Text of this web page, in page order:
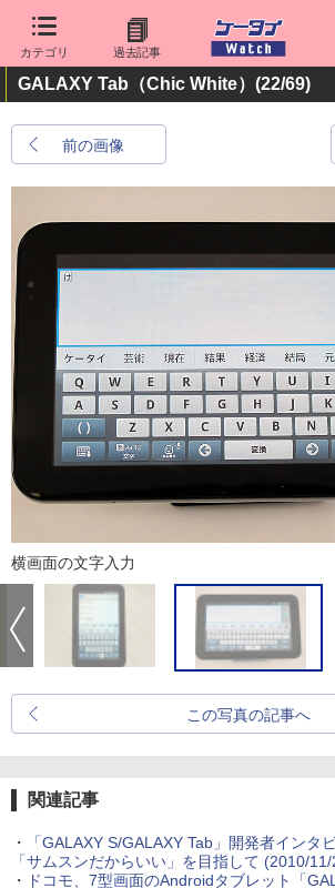
カテゴリ 過去記事
GALAXY Tab（Chic White） (22/69)
前の画像
横画面の文字入力
この写真の記事へ
関連記事
・
「GALAXY S/GALAXY Tab」開発者インタ
「サムスンだからいい」を目指して (2010/11/
・
ドコモ、7型画面のAndroidタブレット「